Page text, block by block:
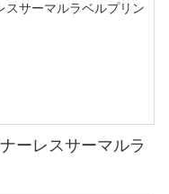
ーレスサーマルラ